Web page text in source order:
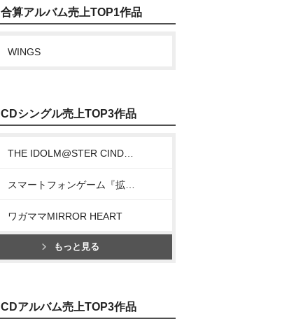
合算アルバム売上TOP1作品
WINGS
CDシングル売上TOP3作品
ワガママMIRROR HEART
もっと見る
CDアルバム売上TOP3作品